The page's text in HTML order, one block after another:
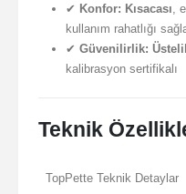
✔ Konfor: Kısacası ,
kullanım rahatlığı
✔ Güvenilirlik:
kalibrasyon sertifikalı
Teknik
TopPette Teknik Detaylar